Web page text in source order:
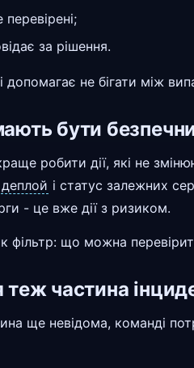
за рішення.
не бігати між
бути
робити дії, які не
деплой і статус залежних
- це вже дії з ризиком.
фільтр: що можна
теж частина
ще невідома, команді